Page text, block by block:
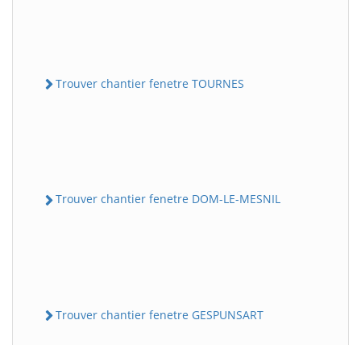
Trouver chantier fenetre TOURNES
Trouver chantier fenetre DOM-LE-MESNIL
Trouver chantier fenetre GESPUNSART